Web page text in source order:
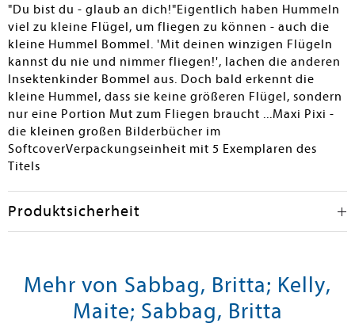
"Du bist du - glaub an dich!"Eigentlich haben Hummeln
viel zu kleine Flügel, um fliegen zu können - auch die
kleine Hummel Bommel. 'Mit deinen winzigen Flügeln
kannst du nie und nimmer fliegen!', lachen die anderen
Insektenkinder Bommel aus. Doch bald erkennt die
kleine Hummel, dass sie keine größeren Flügel, sondern
nur eine Portion Mut zum Fliegen braucht ...Maxi Pixi -
die kleinen großen Bilderbücher im
SoftcoverVerpackungseinheit mit 5 Exemplaren des
Titels
Produktsicherheit
Mehr von Sabbag, Britta; Kelly,
Maite; Sabbag, Britta